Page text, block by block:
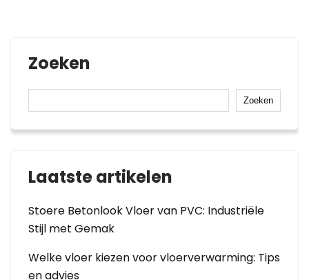
Zoeken
Zoeken
Laatste artikelen
Stoere Betonlook Vloer van PVC: Industriële
Stijl met Gemak
Welke vloer kiezen voor vloerverwarming: Tips
en advies